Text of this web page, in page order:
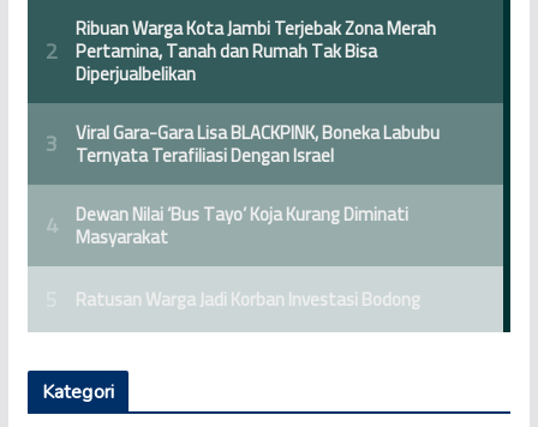
Kategori